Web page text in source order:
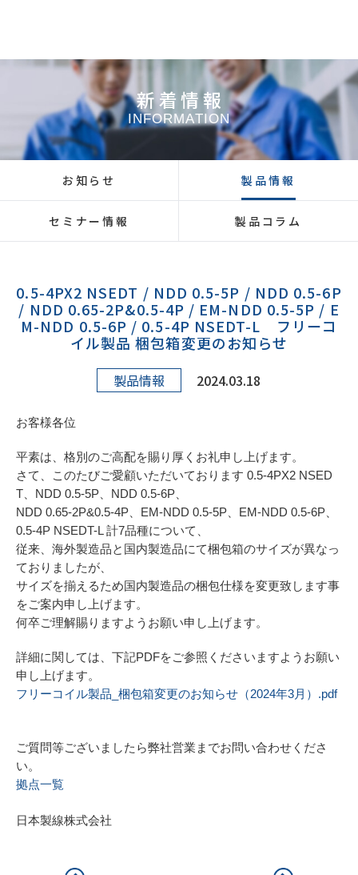
新着情報
INFORMATION
お知らせ 製品情報
セミナー情報 製品コラム
0.5-4PX2 NSEDT / NDD 0.5-5P / NDD 0.5-6P
/ NDD 0.65-2P&0.5-4P / EM-NDD 0.5-5P / E
M-NDD 0.5-6P / 0.5-4P NSEDT-L フリーコ
イル製品 梱包箱変更のお知らせ
製品情報 2024.03.18
お客様各位
平素は、格別のご高配を賜り厚くお礼申し上げます。
さて、このたびご愛顧いただいております 0.5-4PX2 NSED
T、NDD 0.5-5P、NDD 0.5-6P、
NDD 0.65-2P&0.5-4P、EM-NDD 0.5-5P、EM-NDD 0.5-6P、
0.5-4P NSEDT-L 計7品種について、
従来、海外製造品と国内製造品にて梱包箱のサイズが異なっ
ておりましたが、
サイズを揃えるため国内製造品の梱包仕様を変更致します事
をご案内申し上げます。
何卒ご理解賜りますようお願い申し上げます。
詳細に関しては、下記PDFをご参照くださいますようお願い
申し上げます。
フリーコイル製品_梱包箱変更のお知らせ（2024年3月）.pdf
ご質問等ございましたら弊社営業までお問い合わせくださ
い。
拠点一覧
日本製線株式会社